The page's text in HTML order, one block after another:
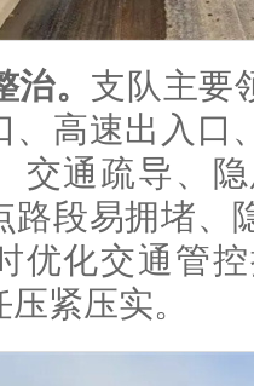
。 支队主要
、高速出入口
交通疏导、
路段易拥堵、
优化交通管
紧压实。